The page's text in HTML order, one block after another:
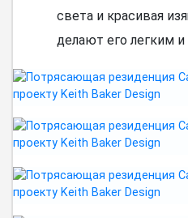
света и красивая
делают его легким